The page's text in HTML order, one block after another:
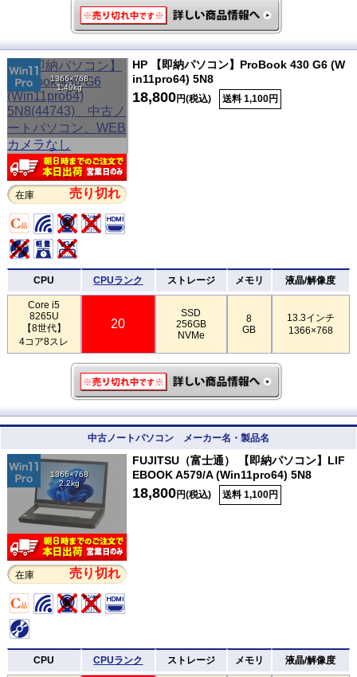
1366×768
1.49kg
在庫 売り切れ
HP 【即納パソコン】ProBook 430 G6 (W
in11pro64) 5N8
18,800円(税込) 送料 1,100円
CPU CPUランク ストレージ メモリ 液晶/解像度
Core i5
8265U
【8世代】
4コア8スレ
20
SSD
256GB
NVMe
8
GB
13.3インチ
1366×768
中古ノートパソコン メーカー名・製品名
1366×768
2.2kg
在庫 売り切れ
FUJITSU（富士通） 【即納パソコン】LIF
EBOOK A579/A (Win11pro64) 5N8
18,800円(税込) 送料 1,100円
CPU CPUランク ストレージ メモリ 液晶/解像度